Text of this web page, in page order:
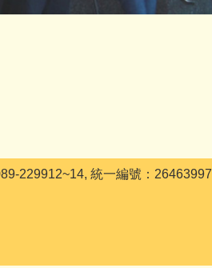
229912~14, 統一編號：26463997